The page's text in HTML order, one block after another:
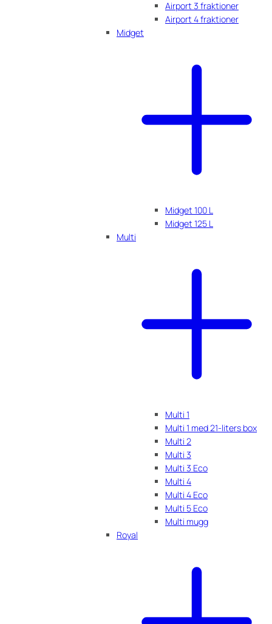
Airport 3 fraktioner
Airport 4 fraktioner
Midget
Midget 100 L
Midget 125 L
Multi
Multi 1
Multi 1 med 21-liters box
Multi 2
Multi 3
Multi 3 Eco
Multi 4
Multi 4 Eco
Multi 5 Eco
Multi mugg
Royal